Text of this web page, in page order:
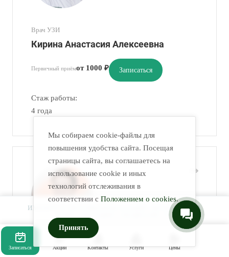
Врач УЗИ
Кирина Анастасия Алексеевна
Первичный приёмот 1000 ₽ Записаться
Стаж работы:
4 года
врач УЗИ
ИМЕЮТСЯ ПРОТИВОПОКАЗАНИЯ. НЕОБХОДИМА
КОНСУЛЬТАЦИЯ СПЕЦИАЛИСТА.
Записаться Акции Контакты Услуги Цены
Мы собираем cookie-файлы для
повышения удобства сайта. Посещая
страницы сайта, вы соглашаетесь на
использование cookie и иных
технологий отслеживания в
соответствии с Положением о cookies.
Принять